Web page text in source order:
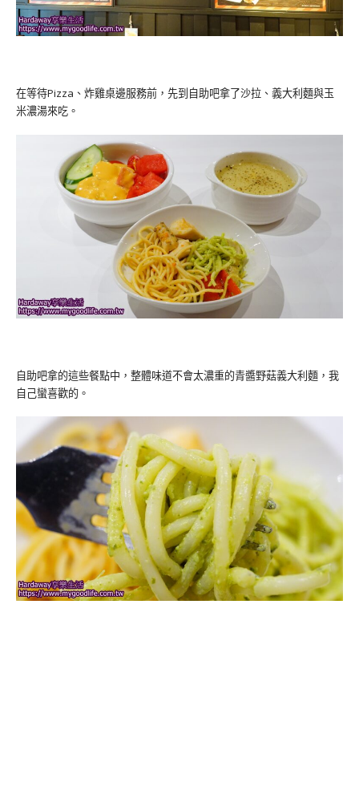
在等待Pizza、炸雞桌邊服務前，先到自助吧拿了沙拉、義大利麵與玉
米濃湯來吃。
自助吧拿的這些餐點中，整體味道不會太濃重的青醬野菇義大利麵，我
自己蠻喜歡的。